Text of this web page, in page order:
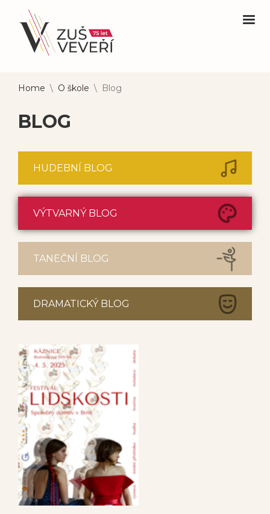
Home \ O škole \ Blog
BLOG
HUDEBNÍ BLOG
VÝTVARNÝ BLOG
TANEČNÍ BLOG
DRAMATICKÝ BLOG